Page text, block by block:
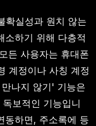
확실성과 원치 않는
소하기 위해 다층적
든 사용자는 휴대폰
계정이나 사칭 계정
나지 않기' 기능은
보적인 기능입니
동하면, 주소록에 등